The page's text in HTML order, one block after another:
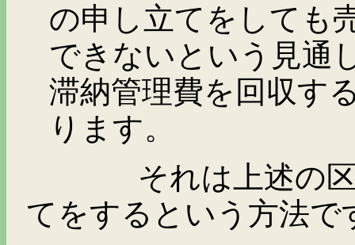
の申し立てをしても
できないという見通
滞納管理費を回収す
ります。
それは上述の区分
てをするという方法で